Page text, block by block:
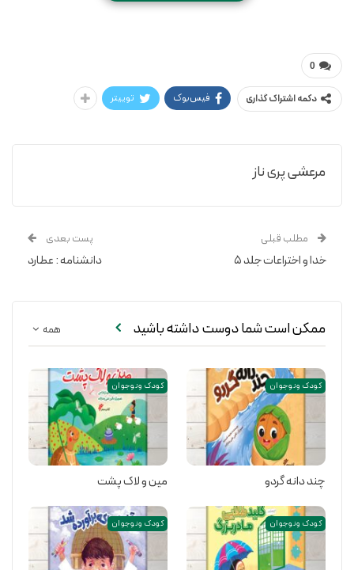
0
دکمه اشتراک گذاری فیس‌بوک توییتر
مرعشی پری ناز
مطلب قبلی
خدا و اختراعات جلد ۵
پست بعدی
دانشنامه : عطارد
همه ممکن است شما دوست داشته باشید
کودک و نوجوان
چند دانه گردو
کودک و نوجوان
مین و لاک پشت
کودک و نوجوان کودک و نوجوان